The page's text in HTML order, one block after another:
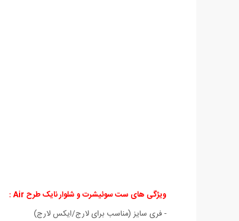
ویژگی های ست سوئیشرت و شلوار نایک طرح Air :
- فری سایز (مناسب برای لارج/ایکس لارج)